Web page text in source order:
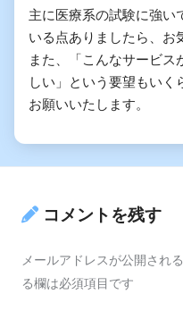
主に医療系の試験に強い
いる点ありましたら、お
また、「こんなサービス
しい」という要望もいく
お願いいたします。
コメントを残す
メールアドレスが公開され
る欄は必須項目です